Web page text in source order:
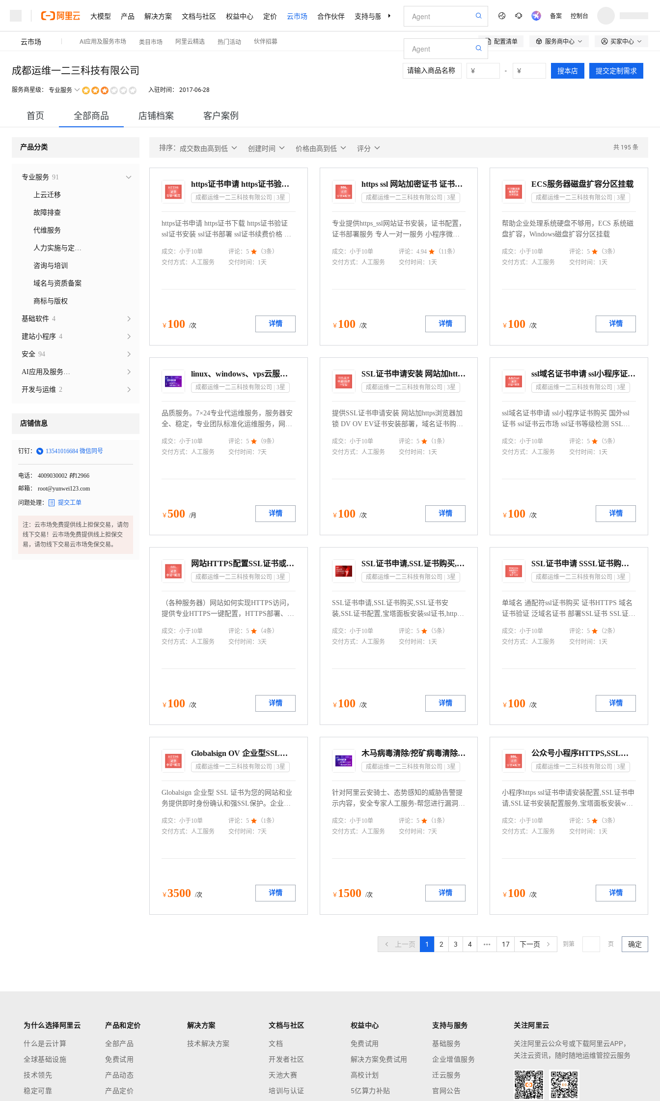
大模型 产品 解决方案 文档与社区 权益中心 定价 云市场 合作伙伴 支持与服务 了解阿里云 备案 控制台
云市场 AI应用及服务市场 类目市场 阿里云精选 热门活动 伙伴招募 配置清单  服务商中心 买家中心
成都运维一二三科技有限公司
服务商星级： 专业服务 入驻时间： 2017-06-28
¥ - ¥ 搜本店 提交定制需求
首页 全部商品 店铺档案 客户案例
产品分类
专业服务 91
上云迁移
故障排查
代维服务
人力实施与定制开发
咨询与培训
域名与资质备案
商标与版权
基础软件 4
建站小程序 4
安全 94
AI应用及服务市场
开发与运维 2
店铺信息
钉钉：  13541016684 微信同号
电话： 4009030002 转12966
邮箱：
root@yunwei123.com
问题处理：  提交工单
注：云市场免费提供线上担保交易，请勿
线下交易！云市场免费提供线上担保交
易，请勿线下交易云市场免保交易。
排序： 成交数由高到低 创建时间 价格由高到低 评分 共 195 条
https证书申请 https证书验证 ssl证书安装 ssl证书部署 ssl证书续费 https证书过期续费
成都运维一二三科技有限公司 3星
https证书申请 https证书下载 https证书验证
ssl证书安装 ssl证书部署 ssl证书续费价格 域
成交： 小于10单 评论：5  （3条）
交付方式： 人工服务 交付时间： 1天
￥ 100 /次 详情
https ssl 网站加密证书 证书安装 证书配置
成都运维一二三科技有限公司 3星
专业提供https_ssl网站证书安装，证书配置，
证书部署服务 专人一对一服务 小程序微信
成交： 小于10单 评论： 4.94  （11条）
交付方式： 人工服务 交付时间： 1天
￥ 100 /次 详情
ECS服务器磁盘扩容分区挂载
成都运维一二三科技有限公司 3星
帮助企业处理系统硬盘不够用，ECS 系统磁
盘扩容，Windows磁盘扩容分区挂载
成交：小于10单 评论： 5  （3条）
交付方式： 人工服务 交付时间： 1天
￥ 100 /次 详情
linux、windows、vps云服务器运维代维服务
成都运维一二三科技有限公司 3星
品质服务。7×24专业代运维服务，服务器安
全、稳定，专业团队标准化运维服务，网站
成交： 小于10单 评论：5  （9条）
交付方式： 人工服务 交付时间： 7天
￥ 500 /月 详情
SSL证书申请安装 网站加https浏览器加锁 DV OV EV证书安装
成都运维一二三科技有限公司 3星
提供SSL证书申请安装 网站加https浏览器加
锁 DV OV EV证书安装部署，域名证书购
成交： 小于10单 评论： 5  （1条）
交付方式： 人工服务 交付时间： 1天
￥ 100 /次 详情
ssl域名证书申请 ssl小程序证书购买 国外ssl证书 ssl证书云市场 ssl证书检测 ssl证书部署安装 ssl证书配置
成都运维一二三科技有限公司 3星
ssl域名证书申请 ssl小程序证书购买 国外ssl
证书 ssl证书云市场 ssl证书等级检测 SSL证
载
成交：小于10单 评论： 5  （5条）
交付方式： 人工服务 交付时间： 1天
￥ 100 /次 详情
网站HTTPS配置SSL证书或者代购买SSL 加密证书及安装
成都运维一二三科技有限公司 3星
（各种服务器）网站如何实现HTTPS访问，
提供专业HTTPS一键配置，HTTPS部署、安
成交： 小于10单 评论：5  （4条）
交付方式： 人工服务 交付时间：3天
￥ 100 /次 详情
SSL证书申请,SSL证书购买,SSL证书安装,SSL证书配置
成都运维一二三科技有限公司 3星
SSL证书申请,SSL证书购买,SSL证书安
装,SSL证书配置,宝塔面板安装ssl证书,https
成交： 小于10单 评论： 5  （5条）
交付方式： 人工服务 交付时间： 1天
￥ 100 /次 详情
SSL证书申请 SSSL证书购买 SSL证书安装 SSL证书配置
成都运维一二三科技有限公司 3星
单域名 通配符ssl证书购买 证书HTTPS 域名
证书验证 泛域名证书 部署SSL证书 SSL证书
成交：小于10单 评论： 5  （2条）
交付方式： 人工服务 交付时间： 1天
￥ 100 /次 详情
Globalsign OV 企业型SSL证书 https证书SSL证书申请,证书配置服务
成都运维一二三科技有限公司 3星
Globalsign 企业型 SSL 证书为您的网站和业
务提供即时身份确认和强SSL保护。企业型
域名验证的 SSL 证书的基础上提高可信度。
它激活浏览器挂锁和https，显示您的企业标
成交： 小于10单 评论：5  （1条）
交付方式： 人工服务 交付时间： 7天
￥ 3500 /次 详情
木马病毒清除/挖矿病毒清除/网页篡改修复/主机漏洞修复
成都运维一二三科技有限公司 3星
针对阿里云安骑士、态势感知的威胁告警提
示内容，安全专家人工服务-帮您进行漏洞修
矿程序清除、网站篡改修复、安全基线检查
配置、主机异常处理等问题的安全服务。
成交： 小于10单 评论： 5  （1条）
交付方式： 人工服务 交付时间： 7天
￥ 1500 /次 详情
公众号小程序HTTPS,SSL证书申请,证书配置服务
成都运维一二三科技有限公司 3星
小程序https ssl证书申请安装配置,SSL证书申
请,SSL证书安装配置服务,宝塔面板安装web
成交：小于10单 评论： 5  （3条）
交付方式： 人工服务 交付时间： 1天
￥ 100 /次 详情
上一页 1 2 3 4 17 下一页 到第 页 确定
为什么选择阿里云
什么是云计算
全球基础设施
技术领先
稳定可靠
产品和定价
全部产品
免费试用
产品动态
产品定价
解决方案
技术解决方案
文档与社区
文档
开发者社区
天池大赛
培训与认证
权益中心
免费试用
解决方案免费试用
高校计划
5亿算力补贴
支持与服务
基础服务
企业增值服务
迁云服务
官网公告
关注阿里云
关注阿里云公众号或下载阿里云APP，
关注云资讯，随时随地运维管控云服务